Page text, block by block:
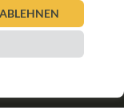
BEGLEITUNG